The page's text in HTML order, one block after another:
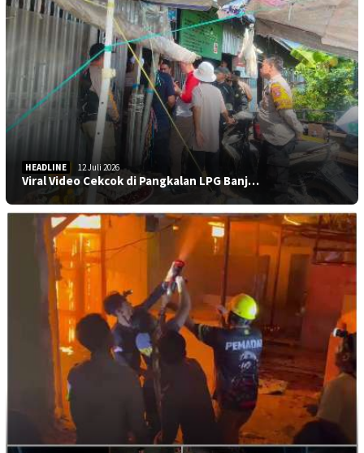
HEADLINE 12 Juli 2026
Viral Video Cekcok di Pangkalan LPG Banj…